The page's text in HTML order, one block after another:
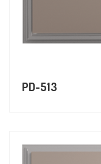
PD-513